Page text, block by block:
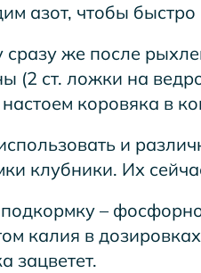
азот, чтобы
сразу же после
(2 ст. ложки на
коровяка в
и
клубники. Их
–
калия в
зацветет.